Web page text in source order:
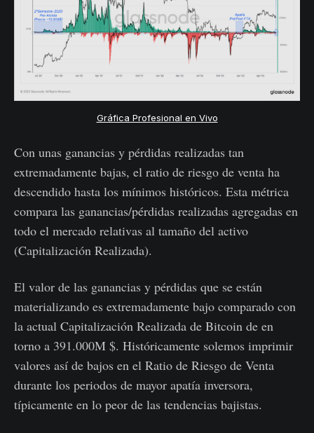
Gráfica Profesional en Vivo
Con unas ganancias y pérdidas realizadas tan
extremadamente bajas, el ratio de riesgo de venta ha
descendido hasta los mínimos históricos. Esta métrica
compara las ganancias/pérdidas realizadas agregadas en
todo el mercado relativas al tamaño del activo
(Capitalización Realizada).
El valor de las ganancias y pérdidas que se están
materializando es extremadamente bajo comparado con
la actual Capitalización Realizada de Bitcoin de en
torno a 391.000M $. Históricamente solemos imprimir
valores así de bajos en el Ratio de Riesgo de Venta
durante los periodos de mayor apatía inversora,
típicamente en lo peor de las tendencias bajistas.